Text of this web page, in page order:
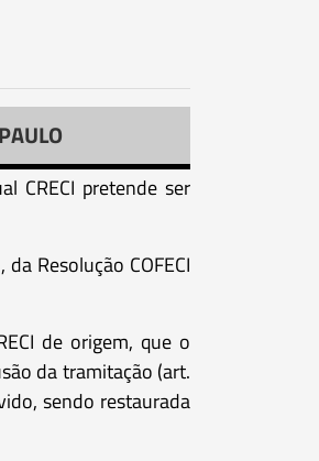
CRECI pretende ser
Resolução COFECI
de origem, que o
da tramitação (art.
sendo restaurada